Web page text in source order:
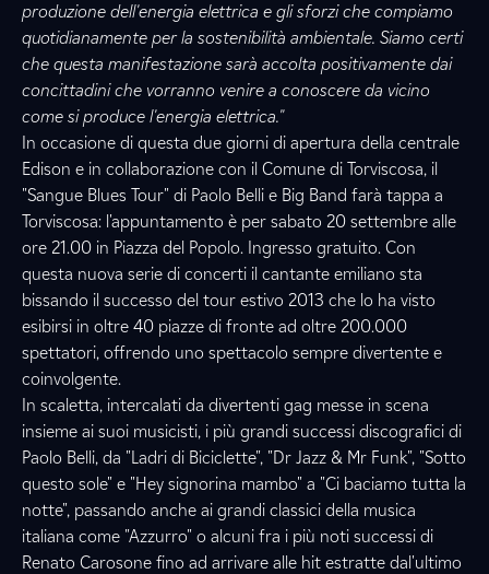
produzione dell'energia elettrica e gli sforzi che compiamo
quotidianamente per la sostenibilità ambientale. Siamo certi
che questa manifestazione sarà accolta positivamente dai
concittadini che vorranno venire a conoscere da vicino
come si produce l'energia elettrica."
In occasione di questa due giorni di apertura della centrale
Edison e in collaborazione con il Comune di Torviscosa, il
"Sangue Blues Tour" di Paolo Belli e Big Band farà tappa a
Torviscosa: l'appuntamento è per sabato 20 settembre alle
ore 21.00 in Piazza del Popolo. Ingresso gratuito. Con
questa nuova serie di concerti il cantante emiliano sta
bissando il successo del tour estivo 2013 che lo ha visto
esibirsi in oltre 40 piazze di fronte ad oltre 200.000
spettatori, offrendo uno spettacolo sempre divertente e
coinvolgente.
In scaletta, intercalati da divertenti gag messe in scena
insieme ai suoi musicisti, i più grandi successi discografici di
Paolo Belli, da "Ladri di Biciclette", "Dr Jazz & Mr Funk", "Sotto
questo sole" e "Hey signorina mambo" a "Ci baciamo tutta la
notte", passando anche ai grandi classici della musica
italiana come "Azzurro" o alcuni fra i più noti successi di
Renato Carosone fino ad arrivare alle hit estratte dal'ultimo